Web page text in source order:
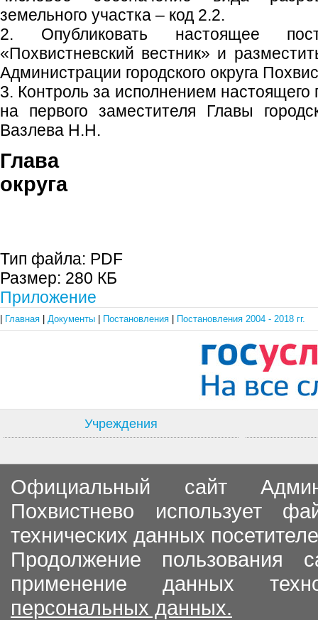
земельного участка – код 2.2.
2. Опубликовать настоящее
«Похвистневский вестник» и
Администрации городского округа
3. Контроль за исполнением настоящего
на первого заместителя Главы
Вазлева Н.Н.
Глава
округа С.П.
Тип файла: PDF
Размер: 280 КБ
Приложение
Главная Документы Постановления Постановления 2004 - 2018 гг.
Учреждения
Официальный сайт
Похвистнево использует
технических данных
Продолжение пользования
применение данных
персональных данных.